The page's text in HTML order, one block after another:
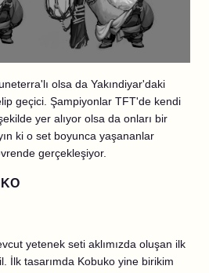
olsa da Yakındiyar'daki
geçici. Şampiyonlar TFT'de kendi
yer alıyor olsa da onları bir
ki o set boyunca yaşananlar
gerçekleşiyor.
yetenek seti aklımızda oluşan ilk
İlk tasarımda Kobuko yine birikim